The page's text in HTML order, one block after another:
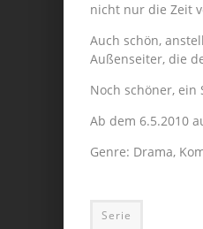
nicht nur die Zeit
Auch schön,
Außenseiter, die
Noch schöner, ein
Ab dem 6.5.2010
Genre: Drama,
Serie